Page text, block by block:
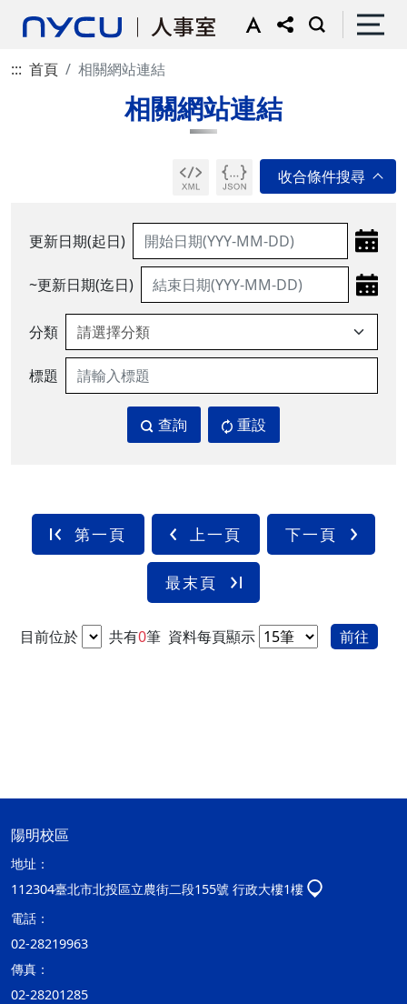
::: 首頁 相關網站連結
相關網站連結
更新日期(起日)
~更新日期(迄日)
分類
標題
查詢 重設
第一頁 上一頁 下一頁
最末頁
目前位於 共有0筆 資料每頁顯示 前往
陽明校區
地址：
112304臺北市北投區立農街二段155號 行政大樓1樓
電話：
02-28219963
傳真：
02-28201285